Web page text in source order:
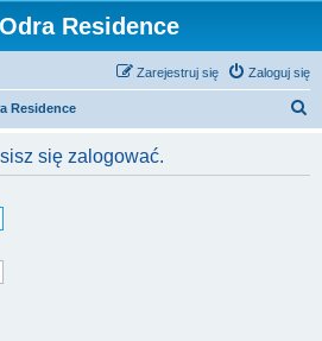
Residence
Zaloguj się
Zarejestruj się
Residence
się zalogować.